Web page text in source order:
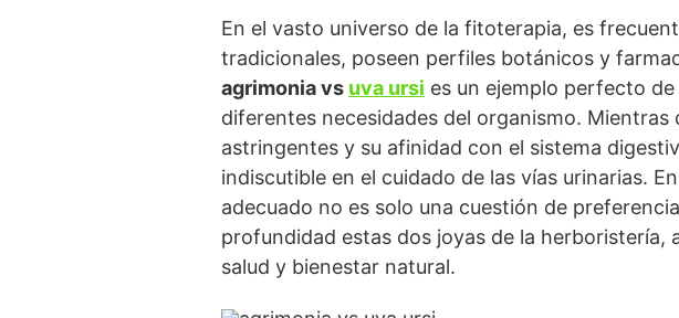
En el vasto universo de la fitoterapia, es
tradicionales, poseen perfiles botánicos y
agrimonia vs uva ursi es un ejemplo perfecto
diferentes necesidades del organismo.
astringentes y su afinidad con el sistema
indiscutible en el cuidado de las vías urinarias. En
adecuado no es solo una cuestión de
profundidad estas dos joyas de la
salud y bienestar natural.